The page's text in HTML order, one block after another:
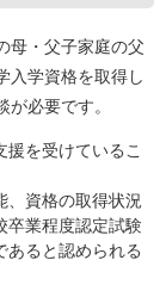
母・父子家庭の父
入学資格を取得し
必要です。
を受けているこ
、資格の取得状況
卒業程度認定試験
あると認められる